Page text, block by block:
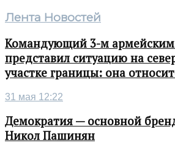
Лента Новостей
Командующий 3-м армейским
представил ситуацию на
участке границы: она
31 мая 12:22
Демократия — основной
Никол Пашинян